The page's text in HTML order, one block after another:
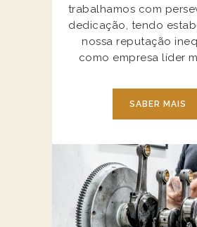
trabalhamos com
dedicação, tendo
nossa reputação
como empresa líder
SABER MAIS